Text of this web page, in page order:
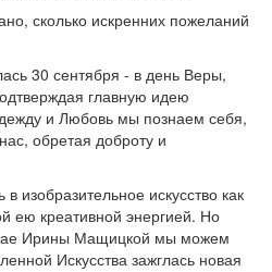
сколько искренних пожеланий
30 сентября - в день Веры,
главную идею
и Любовь мы познаем себя,
обретая доброту и
изобразительное искусство как
ею креативной энергией. Но
Ирины Мащицкой мы можем
Искусства зажглась новая